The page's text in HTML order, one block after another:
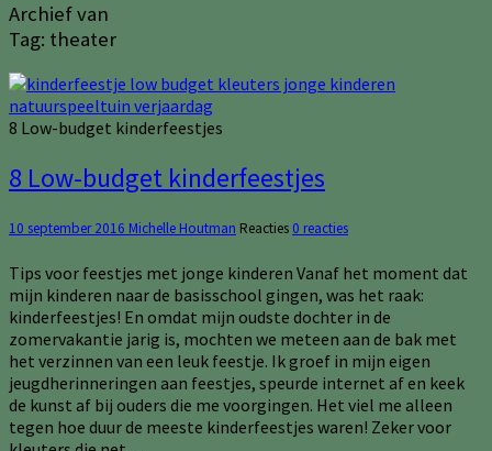
Archief van
Tag: theater
8 Low-budget kinderfeestjes
8 Low-budget kinderfeestjes
10 september 2016 Michelle Houtman Reacties 0 reacties
Tips voor feestjes met jonge kinderen Vanaf het moment dat
mijn kinderen naar de basisschool gingen, was het raak:
kinderfeestjes! En omdat mijn oudste dochter in de
zomervakantie jarig is, mochten we meteen aan de bak met
het verzinnen van een leuk feestje. Ik groef in mijn eigen
jeugdherinneringen aan feestjes, speurde internet af en keek
de kunst af bij ouders die me voorgingen. Het viel me alleen
tegen hoe duur de meeste kinderfeestjes waren! Zeker voor